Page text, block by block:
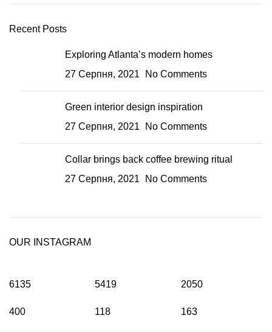
Recent Posts
Exploring Atlanta’s modern homes
27 Серпня, 2021
No Comments
Green interior design inspiration
27 Серпня, 2021
No Comments
Collar brings back coffee brewing ritual
27 Серпня, 2021
No Comments
OUR INSTAGRAM
6135
400
5419
118
2050
163